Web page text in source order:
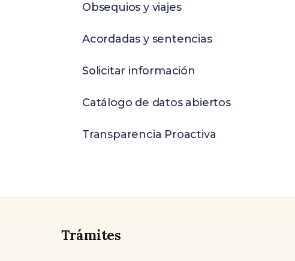
Obsequios y viajes
Acordadas y sentencias
Solicitar información
Catálogo de datos abiertos
Transparencia Proactiva
Trámites